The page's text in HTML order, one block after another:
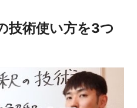
技術使い方を3つ